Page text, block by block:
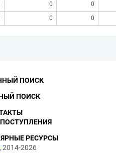
0
0
0 0
2014-2026
ПОИСК
ПОИСК
РЕСУРСЫ